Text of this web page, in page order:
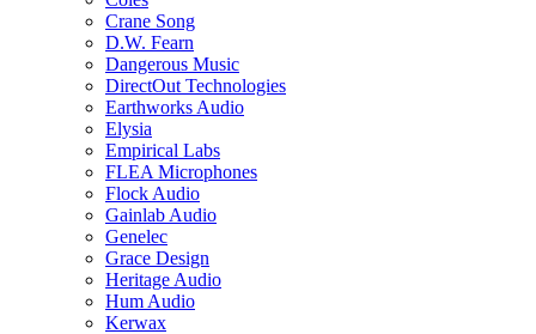
Crane Song
D.W. Fearn
Dangerous Music
DirectOut Technologies
Earthworks Audio
Elysia
Empirical Labs
FLEA Microphones
Flock Audio
Gainlab Audio
Genelec
Grace Design
Heritage Audio
Hum Audio
Kerwax